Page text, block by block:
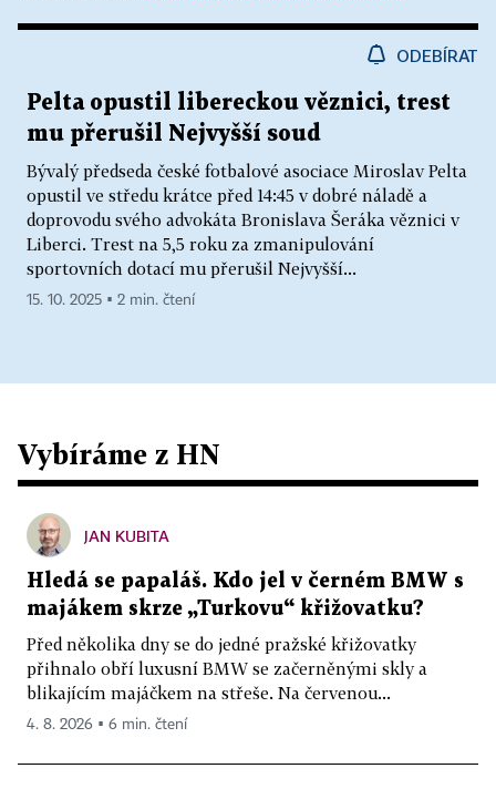
ODEBÍRAT
Pelta opustil libereckou věznici, trest
mu přerušil Nejvyšší soud
Bývalý předseda české fotbalové asociace Miroslav Pelta
opustil ve středu krátce před 14:45 v dobré náladě a
doprovodu svého advokáta Bronislava Šeráka věznici v
Liberci. Trest na 5,5 roku za zmanipulování
sportovních dotací mu přerušil Nejvyšší...
15. 10. 2025 ▪ 2 min. čtení
Vybíráme z HN
JAN KUBITA
Hledá se papaláš. Kdo jel v černém BMW s
majákem skrze „Turkovu“ křižovatku?
Před několika dny se do jedné pražské křižovatky
přihnalo obří luxusní BMW se začerněnými skly a
blikajícím majáčkem na střeše. Na červenou...
4. 8. 2026 ▪ 6 min. čtení